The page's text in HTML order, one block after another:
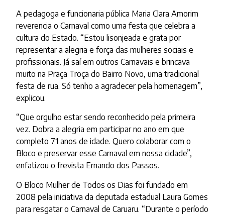
A pedagoga e funcionaria pública Maria Clara Amorim
reverencia o Carnaval como uma festa que celebra a
cultura do Estado. “Estou lisonjeada e grata por
representar a alegria e força das mulheres sociais e
profissionais. Já saí em outros Carnavais e brincava
muito na Praça Troça do Bairro Novo, uma tradicional
festa de rua. Só tenho a agradecer pela homenagem”,
explicou.
“Que orgulho estar sendo reconhecido pela primeira
vez. Dobra a alegria em participar no ano em que
completo 71 anos de idade. Quero colaborar com o
Bloco e preservar esse Carnaval em nossa cidade”,
enfatizou o frevista Ernando dos Passos.
O Bloco Mulher de Todos os Dias foi fundado em
2008 pela iniciativa da deputada estadual Laura Gomes
para resgatar o Carnaval de Caruaru. “Durante o período